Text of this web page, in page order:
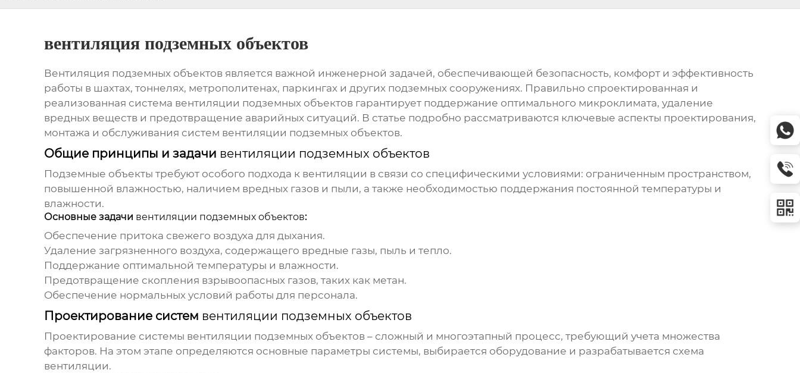
вентиляция подземных объектов
Вентиляция подземных объектов является важной инженерной задачей, обеспечивающей безопасность, комфорт и эффективность
работы в шахтах, тоннелях, метрополитенах, паркингах и других подземных сооружениях. Правильно спроектированная и
реализованная система вентиляции подземных объектовгарантирует поддержание оптимального микроклимата, удаление
вредных веществ и предотвращение аварийных ситуаций. В статье подробно рассматриваются ключевые аспекты проектирования,
монтажа и обслуживания систем вентиляции подземных объектов.
Общие принципы и задачи вентиляции подземных объектов
Подземные объекты требуют особого подхода к вентиляции в связи со специфическими условиями: ограниченным пространством,
повышенной влажностью, наличием вредных газов и пыли, а также необходимостью поддержания постоянной температуры и
влажности.
Основные задачи вентиляции подземных объектов:
Обеспечение притока свежего воздуха для дыхания.
Удаление загрязненного воздуха, содержащего вредные газы, пыль и тепло.
Поддержание оптимальной температуры и влажности.
Предотвращение скопления взрывоопасных газов, таких как метан.
Обеспечение нормальных условий работы для персонала.
Проектирование систем вентиляции подземных объектов
Проектирование системы вентиляции подземных объектов– сложный и многоэтапный процесс, требующий учета множества
факторов. На этом этапе определяются основные параметры системы, выбирается оборудование и разрабатывается схема
вентиляции.